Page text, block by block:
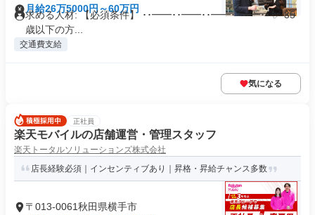
月給26万5000円～60万円
求める人材: 【必須条件】 ･･━━･･━━･･━━･･━━･･ ✅ 35
歳以下の方...
交通費支給
気になる
正社員
楽天モバイルの店舗運営・管理スタッフ
楽天トータルソリューションズ株式会社
店長経験必須｜インセンティブあり｜昇格・昇給チャンス多数
〒013-0061秋田県横手市